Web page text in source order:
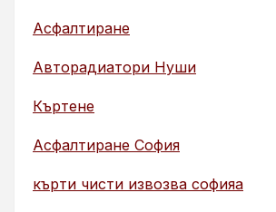
Асфалтиране
Авторадиатори Нуши
Къртене
Асфалтиране София
кърти чисти извозва софияа